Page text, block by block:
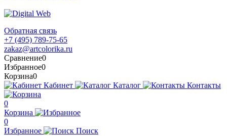
Обратная связь
+7 (495) 789-75-65
zakaz@artcolorika.ru
Сравнение0
Избранное0
Корзина0
Кабинет
Каталог Контакты
0
Корзина
0
Избранное
Поиск